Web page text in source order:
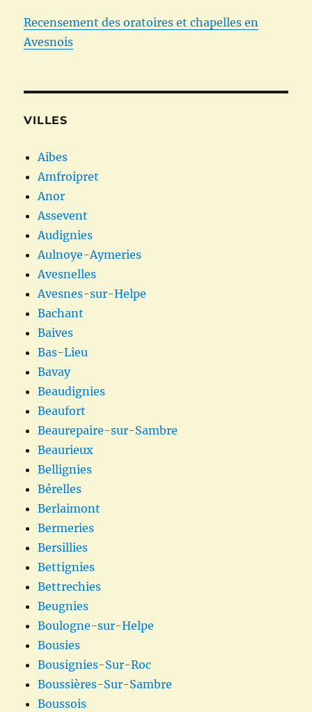
Recensement des oratoires et chapelles en
Avesnois
VILLES
Aibes
Amfroipret
Anor
Assevent
Audignies
Aulnoye-Aymeries
Avesnelles
Avesnes-sur-Helpe
Bachant
Baives
Bas-Lieu
Bavay
Beaudignies
Beaufort
Beaurepaire-sur-Sambre
Beaurieux
Bellignies
Bérelles
Berlaimont
Bermeries
Bersillies
Bettignies
Bettrechies
Beugnies
Boulogne-sur-Helpe
Bousies
Bousignies-Sur-Roc
Boussières-Sur-Sambre
Boussois